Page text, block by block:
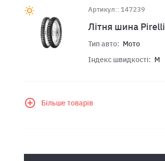
Артикул:: 147239
Літня шина
Тип авто: Мото
Індекс швидкості: M
Більше товарів